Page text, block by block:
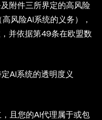
附件三所界定的高风险
风险AI系统的义务），
并依据第49条在欧盟数
AI系统的透明度义
且您的AI代理属于或包